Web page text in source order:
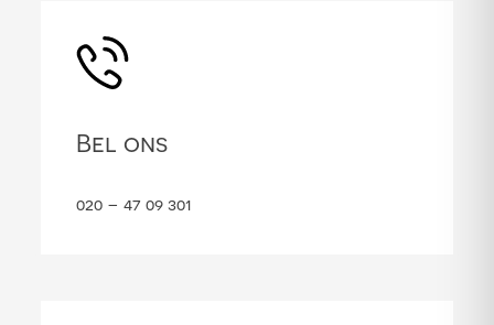
Bel ons
020 – 47 09 301